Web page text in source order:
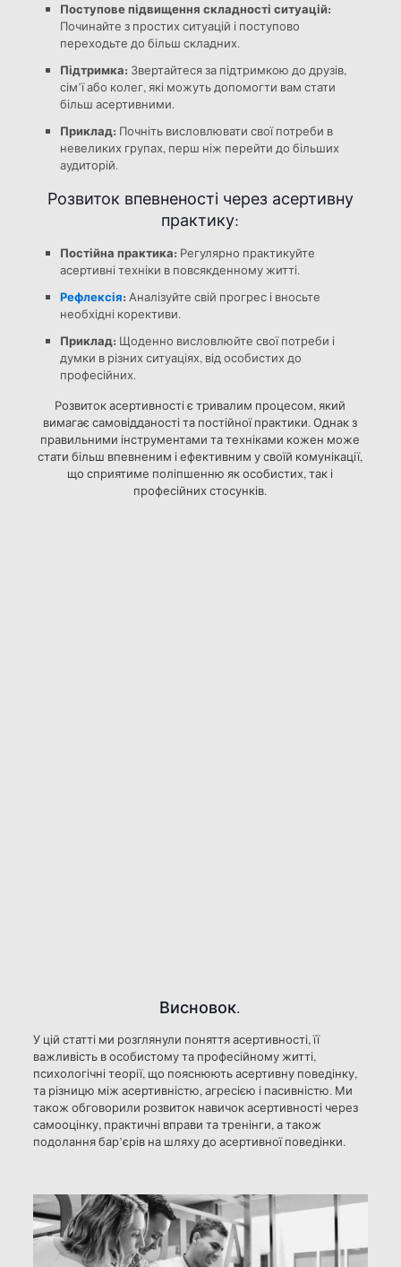
Поступове підвищення складності ситуацій:
Починайте з простих ситуацій і поступово
переходьте до більш складних.
Підтримка: Звертайтеся за підтримкою до друзів,
сім’ї або колег, які можуть допомогти вам стати
більш асертивними.
Приклад: Почніть висловлювати свої потреби в
невеликих групах, перш ніж перейти до більших
аудиторій.
Розвиток впевненості через асертивну
практику:
Постійна практика: Регулярно практикуйте
асертивні техніки в повсякденному житті.
Рефлексія: Аналізуйте свій прогрес і вносьте
необхідні корективи.
Приклад: Щоденно висловлюйте свої потреби і
думки в різних ситуаціях, від особистих до
професійних.
Розвиток асертивності є тривалим процесом, який
вимагає самовідданості та постійної практики. Однак з
правильними інструментами та техніками кожен може
стати більш впевненим і ефективним у своїй комунікації,
що сприятиме поліпшенню як особистих, так і
професійних стосунків.
Висновок.
У цій статті ми розглянули поняття асертивності, її
важливість в особистому та професійному житті,
психологічні теорії, що пояснюють асертивну поведінку,
та різницю між асертивністю, агресією і пасивністю. Ми
також обговорили розвиток навичок асертивності через
самооцінку, практичні вправи та тренінги, а також
подолання бар’єрів на шляху до асертивної поведінки.